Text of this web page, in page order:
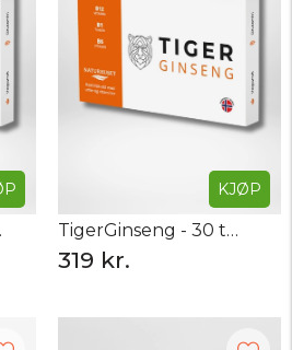
TigerGinseng - 30 tabletter
319 kr.
KJØP